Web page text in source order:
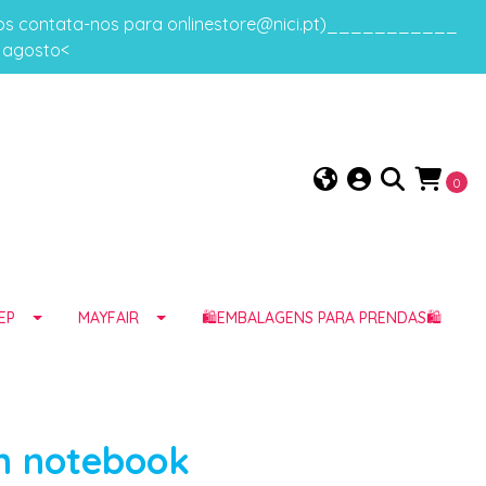
contata-nos para onlinestore@nici.pt)___________
agosto<
0
MAYFAIR 🛍️EMBALAGENS PARA PRENDAS🛍️
notebook